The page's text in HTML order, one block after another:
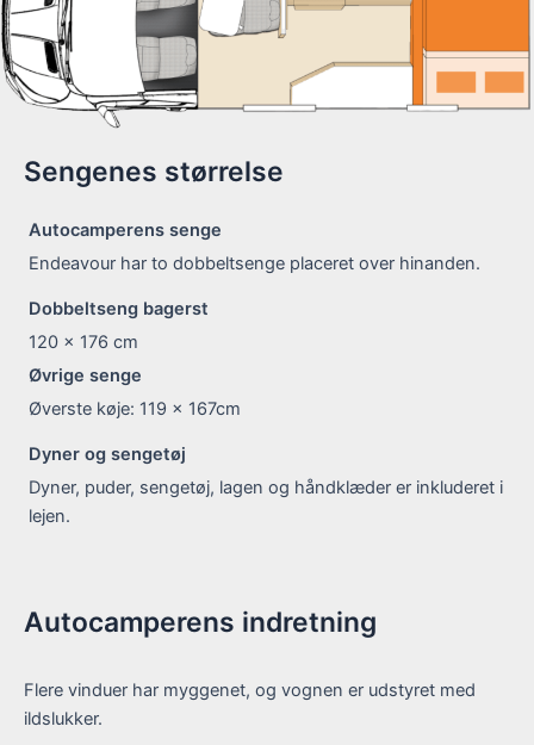
Sengenes størrelse
Autocamperens senge
Endeavour har to dobbeltsenge placeret over hinanden.
Dobbeltseng bagerst
120 x 176 cm
Øvrige senge
Øverste køje: 119 x 167cm
Dyner og sengetøj
Dyner, puder, sengetøj, lagen og håndklæder er inkluderet i
lejen.
Autocamperens indretning
Flere vinduer har myggenet, og vognen er udstyret med
ildslukker.